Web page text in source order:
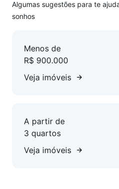
Banheiros com armários,
Área de serviço independente.
Planta moderna com suíte e
Suíte com hidromassagem e
Ambientes bem ventilados e
Armários planejados em
02 vagas de garagem em linha
Condomínio:
Algumas sugestões para te
sonhos
Menos de
R$ 900.000
Veja imóveis
A partir de
3 quartos
Veja imóveis